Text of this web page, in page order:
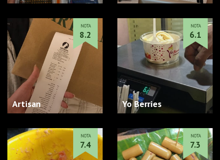
Artisan
NOTA
8.2
Yo Berries
NOTA
6.1
NOTA
7.4
NOTA
7.3